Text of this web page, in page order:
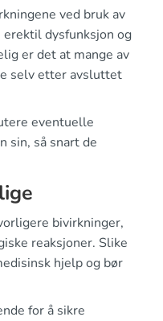
ved bruk av
dysfunksjon og
er det at mange av
selv etter avsluttet
eventuelle
sin, så snart de
bivirkninger,
reaksjoner. Slike
hjelp og bør
for å sikre